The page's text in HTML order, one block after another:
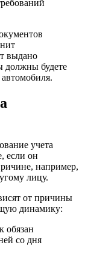
выдано
должны будете
учета
если он
например,
лицу.
от причины
динамику:
обязан
со дня